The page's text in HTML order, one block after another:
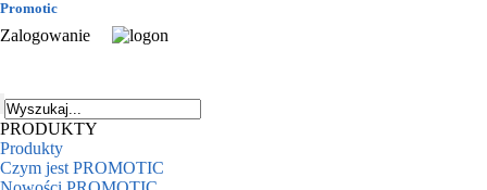
Promotic
Zalogowanie
PRODUKTY
Produkty
Czym jest PROMOTIC